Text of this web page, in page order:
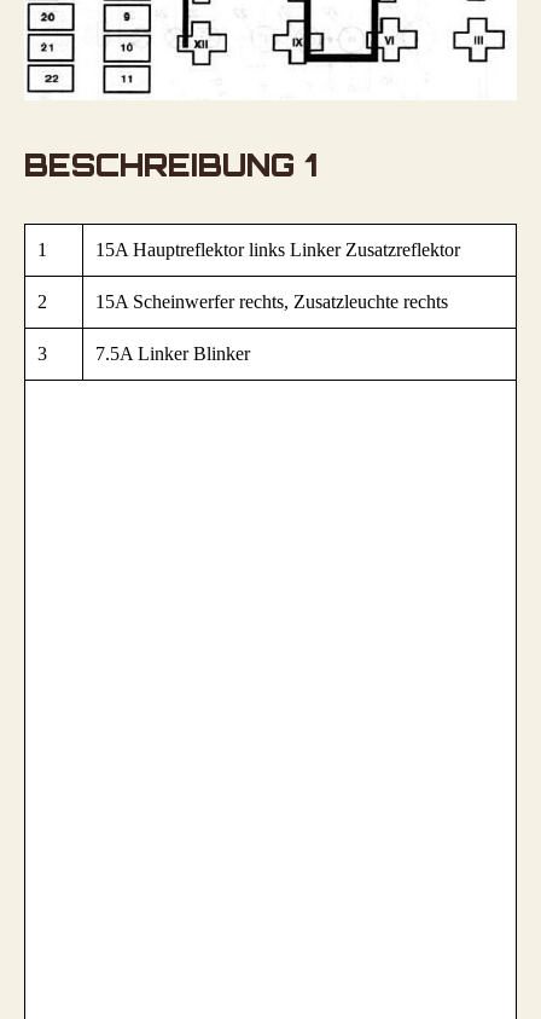
BESCHREIBUNG 1
1 15A Hauptreflektor links Linker Zusatzreflektor
2 15A Scheinwerfer rechts, Zusatzleuchte rechts
3 7.5A Linker Blinker